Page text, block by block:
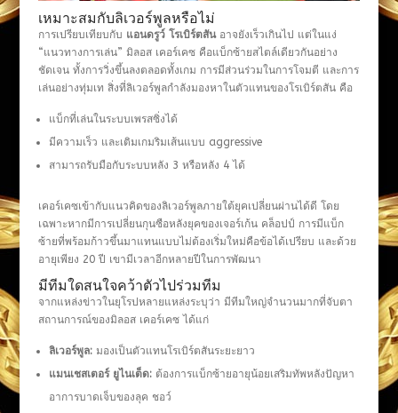
เหมาะสมกับลิเวอร์พูลหรือไม่
การเปรียบเทียบกับ แอนดรูว์ โรเบิร์ตสันอาจยังเร็วเกินไป แต่ในแง่
“แนวทางการเล่น” มิลอส เคอร์เคซ คือแบ็กซ้ายสไตล์เดียวกันอย่าง
ชัดเจน ทั้งการวิ่งขึ้นลงตลอดทั้งเกม การมีส่วนร่วมในการโจมตี และการ
เล่นอย่างทุ่มเท สิ่งที่ลิเวอร์พูลกำลังมองหาในตัวแทนของโรเบิร์ตสัน คือ
แบ็กที่เล่นในระบบเพรสซิ่งได้
มีความเร็ว และเติมเกมริมเส้นแบบ aggressive
สามารถรับมือกับระบบหลัง 3 หรือหลัง 4 ได้
เคอร์เคซเข้ากับแนวคิดของลิเวอร์พูลภายใต้ยุคเปลี่ยนผ่านได้ดี โดย
เฉพาะหากมีการเปลี่ยนกุนซือหลังยุคของเจอร์เก้น คล็อปป์ การมีแบ็ก
ซ้ายที่พร้อมก้าวขึ้นมาแทนแบบไม่ต้องเริ่มใหม่คือข้อได้เปรียบ และด้วย
อายุเพียง 20 ปี เขามีเวลาอีกหลายปีในการพัฒนา
มีทีมใดสนใจคว้าตัวไปร่วมทีม
จากแหล่งข่าวในยุโรปหลายแหล่งระบุว่า มีทีมใหญ่จำนวนมากที่จับตา
สถานการณ์ของมิลอส เคอร์เคซ ได้แก่
ลิเวอร์พูล:มองเป็นตัวแทนโรเบิร์ตสันระยะยาว
แมนเชสเตอร์ ยูไนเต็ด:ต้องการแบ็กซ้ายอายุน้อยเสริมทัพหลังปัญหา
อาการบาดเจ็บของลุค ชอว์